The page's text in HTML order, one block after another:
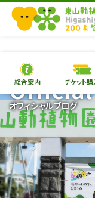
総合案内 チケット購
オフィシャルブログ